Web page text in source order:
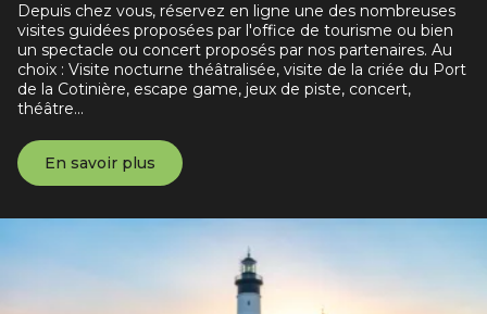
Depuis chez vous, réservez en ligne une des nombreuses
visites guidées proposées par l'office de tourisme ou bien
un spectacle ou concert proposés par nos partenaires. Au
choix : Visite nocturne théâtralisée, visite de la criée du Port
de la Cotinière, escape game, jeux de piste, concert,
théâtre...
En savoir plus